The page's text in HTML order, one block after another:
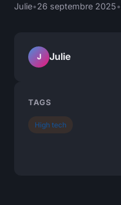
Julie•26 septembre 2025•
J Julie
TAGS
High tech